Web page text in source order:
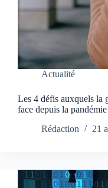
Actualité
Les 4 défis auxquels la
face depuis la pandémie
Rédaction
21